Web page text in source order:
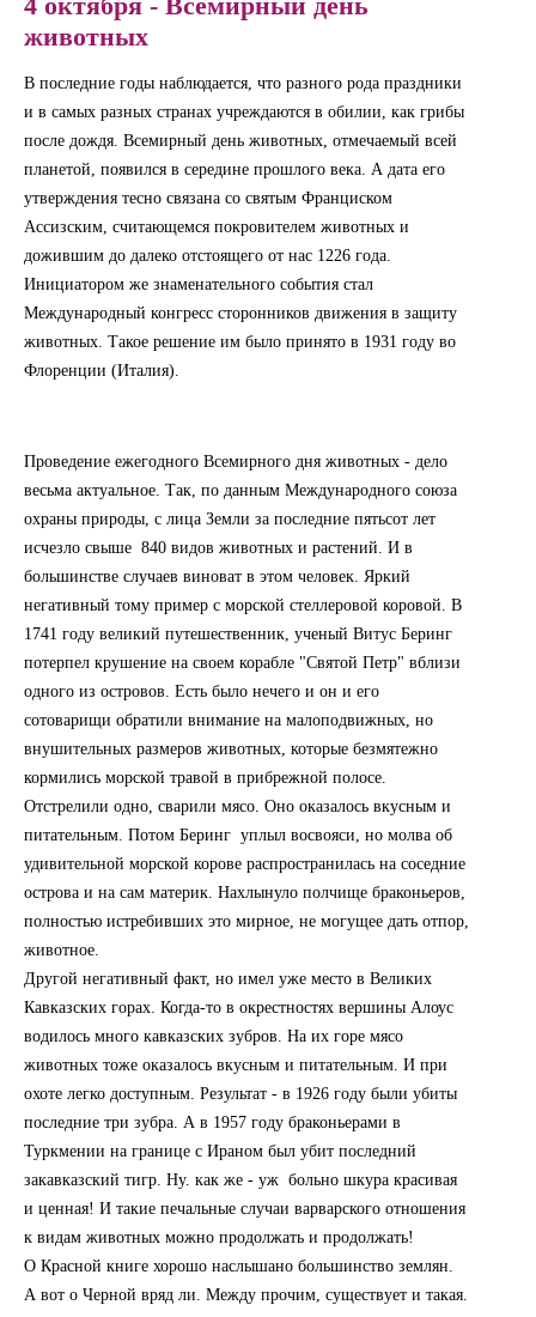
животных
В последние годы наблюдается, что разного рода праздники
и в самых разных странах учреждаются в обилии, как грибы
после дождя. Всемирный день животных, отмечаемый всей
планетой, появился в середине прошлого века. А дата его
утверждения тесно связана со святым Франциском
Ассизским, считающемся покровителем животных и
дожившим до далеко отстоящего от нас 1226 года.
Инициатором же знаменательного события стал
Международный конгресс сторонников движения в защиту
животных. Такое решение им было принято в 1931 году во
Флоренции (Италия).
Проведение ежегодного Всемирного дня животных - дело
весьма актуальное. Так, по данным Международного союза
охраны природы, с лица Земли за последние пятьсот лет
исчезло свыше 840 видов животных и растений. И в
большинстве случаев виноват в этом человек. Яркий
негативный тому пример с морской стеллеровой коровой. В
1741 году великий путешественник, ученый Витус Беринг
потерпел крушение на своем корабле "Святой Петр" вблизи
одного из островов. Есть было нечего и он и его
сотоварищи обратили внимание на малоподвижных, но
внушительных размеров животных, которые безмятежно
кормились морской травой в прибрежной полосе.
Отстрелили одно, сварили мясо. Оно оказалось вкусным и
питательным. Потом Беринг уплыл восвояси, но молва об
удивительной морской корове распространилась на соседние
острова и на сам материк. Нахлынуло полчище браконьеров,
полностью истребивших это мирное, не могущее дать отпор,
животное.
Другой негативный факт, но имел уже место в Великих
Кавказских горах. Когда-то в окрестностях вершины Алоус
водилось много кавказских зубров. На их горе мясо
животных тоже оказалось вкусным и питательным. И при
охоте легко доступным. Результат - в 1926 году были убиты
последние три зубра. А в 1957 году браконьерами в
Туркмении на границе с Ираном был убит последний
закавказский тигр. Ну. как же - уж больно шкура красивая
и ценная! И такие печальные случаи варварского отношения
к видам животных можно продолжать и продолжать!
О Красной книге хорошо наслышано большинство землян.
А вот о Черной вряд ли. Между прочим, существует и такая.